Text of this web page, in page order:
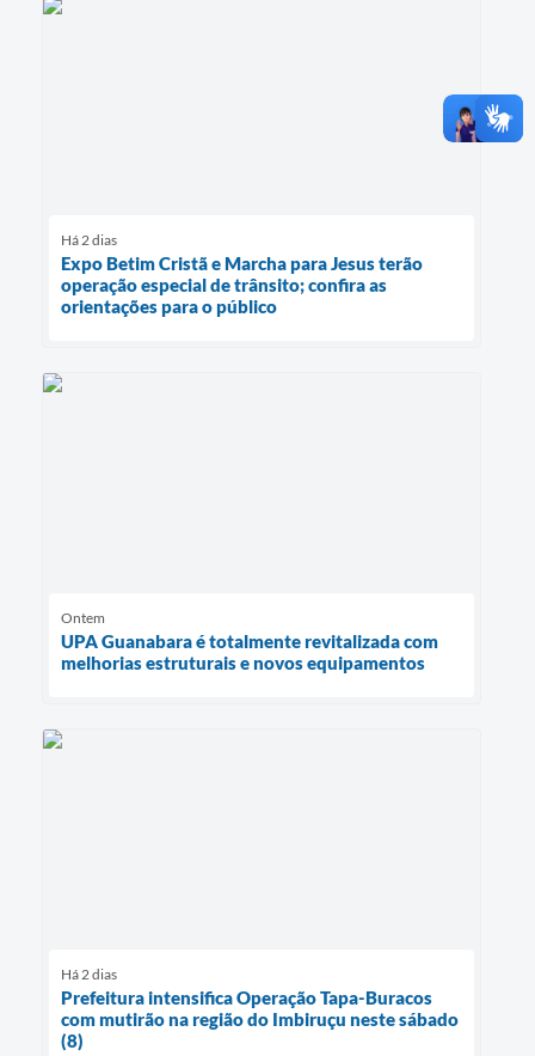
Há 2 dias
Expo Betim Cristã e Marcha para Jesus terão
operação especial de trânsito; confira as
orientações para o público
Ontem
UPA Guanabara é totalmente revitalizada com
melhorias estruturais e novos equipamentos
Há 2 dias
Prefeitura intensifica Operação Tapa-Buracos
com mutirão na região do Imbiruçu neste sábado
(8)